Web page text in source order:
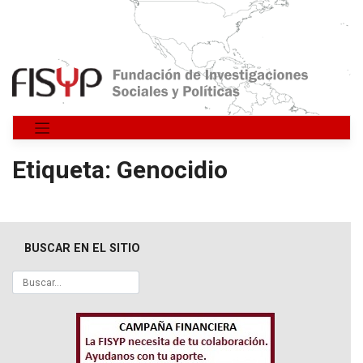
Saltar
Etiqueta: Genocidio
BUSCAR EN EL SITIO